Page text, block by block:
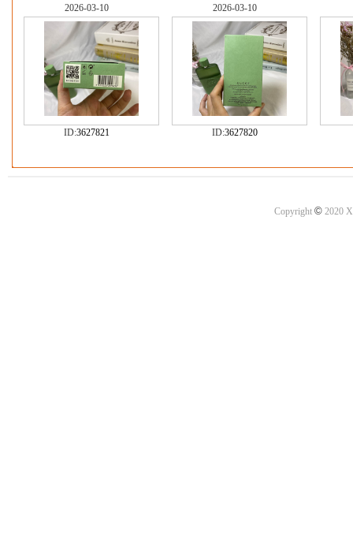
2026-03-10
ID:3627821
2026-03-10
ID:3627820
Copyright ©2020